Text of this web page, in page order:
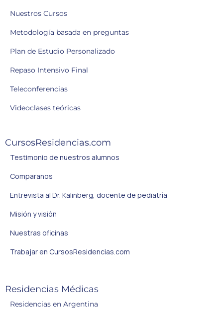
Nuestros Cursos
Metodología basada en preguntas
Plan de Estudio Personalizado
Repaso Intensivo Final
Teleconferencias
Videoclases teóricas
CursosResidencias.com
Testimonio de nuestros alumnos
Comparanos
Entrevista al Dr. Kalinberg, docente de pediatría
Misión y visión
Nuestras oficinas
Trabajar en CursosResidencias.com
Residencias Médicas
Residencias en Argentina